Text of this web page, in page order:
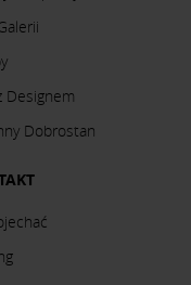
Designem
Dobrostan